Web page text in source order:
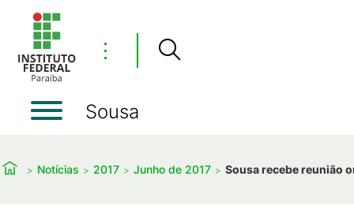
⋮
Sousa
Notícias 2017 Junho de 2017 Sousa recebe reunião